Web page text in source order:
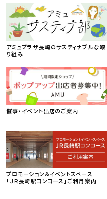
アミュプラザ長崎のサスティナブルな取
り組み
催事・イベント出店のご案内
プロモーション＆イベントスペース
「ＪＲ長崎駅コンコース」ご利用案内